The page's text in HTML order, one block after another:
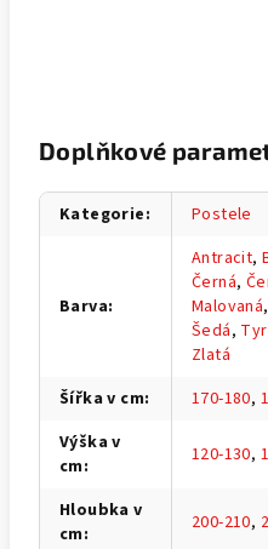
Doplňkové
Kategorie: Postele
Barva:
Antracit,
Černá,
Malovaná
Šedá,
Zlatá
Šířka v cm: 170-180,
Výška v
cm: 120-130,
Hloubka v
cm: 200-210,